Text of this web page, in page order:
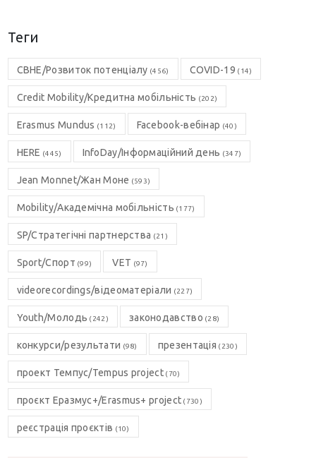
Теги
CBHE/Розвиток потенціалу (456) COVID-19 (14)
Credit Mobility/Кредитна мобільність (202)
Erasmus Mundus (112) Facebook-вебінар (40)
HERE (445) InfoDay/Інформаційний день (347)
Jean Monnet/Жан Моне (593)
Mobility/Академічна мобільність (177)
SP/Стратегічні партнерства (21)
Sport/Спорт (99) VET (97)
videorecordings/відеоматеріали (227)
Youth/Молодь (242) законодавство (28)
конкурси/результати (98) презентація (230)
проект Темпус/Tempus project(70)
проєкт Еразмус+/Erasmus+ project (730)
реєстрація проєктів (10)